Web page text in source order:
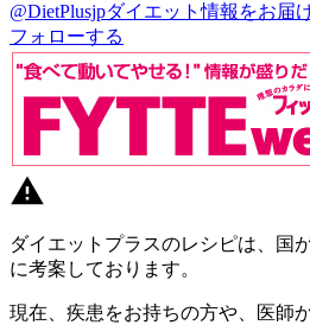
@DietPlusjpダイエット情報をお届
フォローする
ダイエットプラスのレシピは、国
に考案しております。
現在、疾患をお持ちの方や、医師